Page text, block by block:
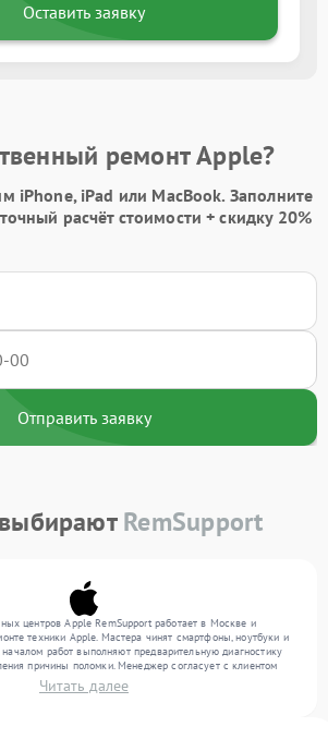
Оставить заявку
ремонт Apple?
iPhone, iPad или MacBook. Заполните
расчёт стоимости +скидку 20%
Отправить заявку
RemSupport
центров Apple RemSupport работает в Москве и
техники Apple. Мастера чинят смартфоны, ноутбуки и
работ выполняют предварительную диагностику
причины поломки. Менеджер согласует с клиентом
работ и их стоимость. Только после этого инженеры
деталей по необходимости. После работ их качество
Читать далее